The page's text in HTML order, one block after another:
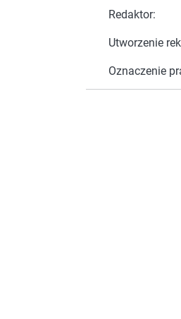
Redaktor:
Utworzenie
Oznaczenie